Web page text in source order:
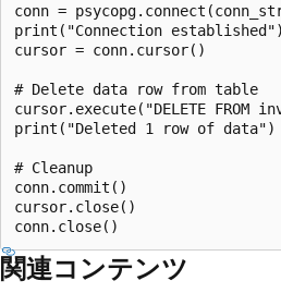
conn =
print("Connection established")
cursor = conn.cursor()
# Delete data row from table
cursor.execute("DELETE FROM
print("Deleted 1 row of data")
# Cleanup
conn.commit()
cursor.close()
関連コンテンツ